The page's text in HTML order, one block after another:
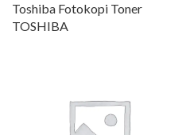
Toshiba Fotokopi Toner
TOSHIBA